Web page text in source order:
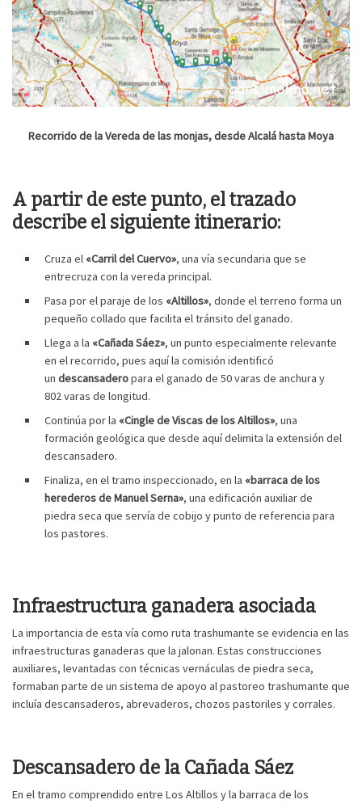
Recorrido de la Vereda de las monjas, desde Alcalá hasta Moya
A partir de este punto, el trazado
describe el siguiente itinerario:
Cruza el «Carril del Cuervo», una vía secundaria que se
entrecruza con la vereda principal.
Pasa por el paraje de los «Altillos», donde el terreno forma un
pequeño collado que facilita el tránsito del ganado.
Llega a la «Cañada Sáez», un punto especialmente relevante
en el recorrido, pues aquí la comisión identificó
un descansaderopara el ganado de 50 varas de anchura y
802 varas de longitud.
Continúa por la «Cingle de Viscas de los Altillos», una
formación geológica que desde aquí delimita la extensión del
descansadero.
Finaliza, en el tramo inspeccionado, en la «barraca de los
herederos de Manuel Serna», una edificación auxiliar de
piedra seca que servía de cobijo y punto de referencia para
los pastores.
Infraestructura ganadera asociada
La importancia de esta vía como ruta trashumante se evidencia en las
infraestructuras ganaderas que la jalonan. Estas construcciones
auxiliares, levantadas con técnicas vernáculas de piedra seca,
formaban parte de un sistema de apoyo al pastoreo trashumante que
incluía descansaderos, abrevaderos, chozos pastoriles y corrales.
Descansadero de la Cañada Sáez
En el tramo comprendido entre Los Altillos y la barraca de los